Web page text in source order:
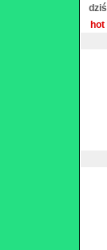
dziś
hot